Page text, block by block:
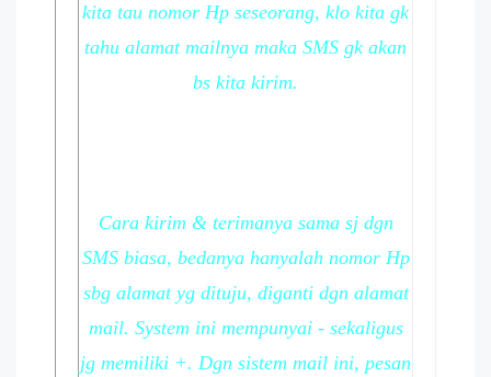
kita tau nomor Hp seseorang, klo kita gk
tahu alamat mailnya maka SMS gk akan
bs kita kirim.
Cara kirim & terimanya sama sj dgn
SMS biasa, bedanya hanyalah nomor Hp
sbg alamat yg dituju, diganti dgn alamat
mail. System ini mempunyai - sekaligus
jg memiliki +. Dgn sistem mail ini, pesan